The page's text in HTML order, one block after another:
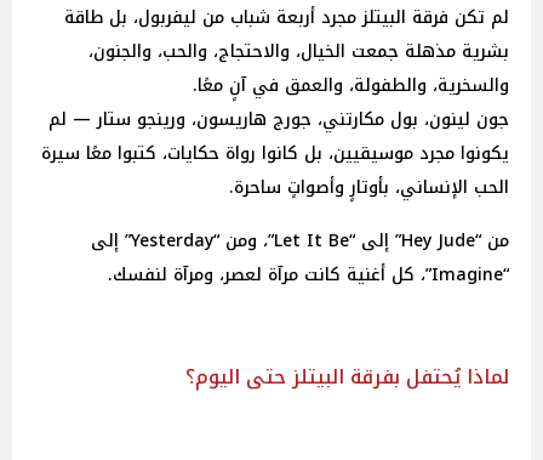
لم تكن فرقة البيتلز مجرد أربعة شباب من ليفربول، بل طاقة
بشرية مذهلة جمعت الخيال، والاحتجاج، والحب، والجنون،
والسخرية، والطفولة، والعمق في آنٍ معًا.
جون لينون، بول مكارتني، جورج هاريسون، ورينجو ستار — لم
يكونوا مجرد موسيقيين، بل كانوا رواة حكايات، كتبوا معًا سيرة
الحب الإنساني، بأوتارٍ وأصواتٍ ساحرة.
من “Hey Jude” إلى “Let It Be”، ومن “Yesterday” إلى
“Imagine”، كل أغنية كانت مرآة لعصر، ومرآة لنفسك.
لماذا يُحتفل بفرقة البيتلز حتى اليوم؟